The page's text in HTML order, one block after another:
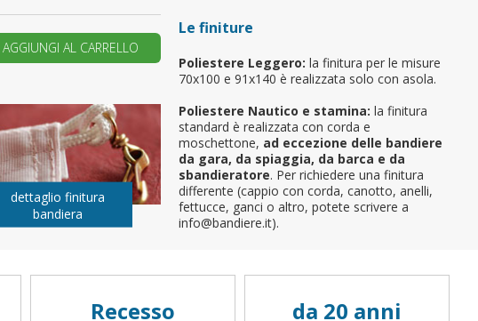
Le finiture
Poliestere Leggero: la finitura per le misure
70x100 e 91x140 è realizzata solo con asola.
Poliestere Nautico e stamina: la finitura
standard è realizzata con corda e
moschettone, ad eccezione delle bandiere
da gara, da spiaggia, da barca e da
sbandieratore. Per richiedere una finitura
differente (cappio con corda, canotto, anelli,
fettucce, ganci o altro, potete scrivere a
info@bandiere.it).
AGGIUNGI AL CARRELLO
dettaglio finitura
bandiera
Recesso da 20 anni